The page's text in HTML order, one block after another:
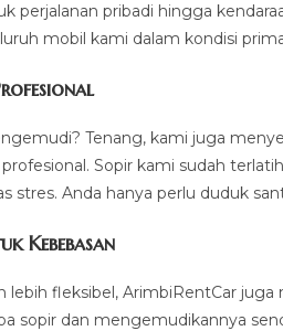
perjalanan pribadi hingga
mobil kami dalam kondisi
Tenang, kami juga
Sopir kami sudah
stres. Anda hanya perlu duduk
Kebebasan
lebih fleksibel, ArimbiRentCar juga
sopir dan mengemudikannya